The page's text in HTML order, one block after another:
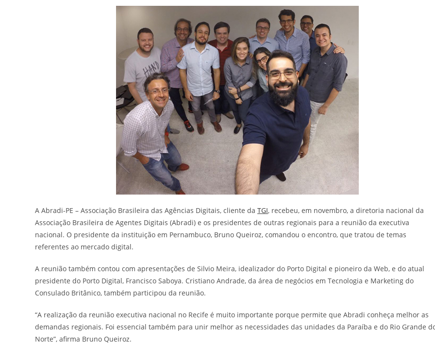
A Abradi-PE – Associação Brasileira das Agências Digitais, cliente da TGI, recebeu, em novembro, a diretoria nacional da
Associação Brasileira de Agentes Digitais (Abradi) e os presidentes de outras regionais para a reunião da executiva
nacional. O presidente da instituição em Pernambuco, Bruno Queiroz, comandou o encontro, que tratou de temas
referentes ao mercado digital.
A reunião também contou com apresentações de Silvio Meira, idealizador do Porto Digital e pioneiro da Web, e do atual
presidente do Porto Digital, Francisco Saboya. Cristiano Andrade, da área de negócios em Tecnologia e Marketing do
Consulado Britânico, também participou da reunião.
“A realização da reunião executiva nacional no Recife é muito importante porque permite que Abradi conheça melhor as
demandas regionais. Foi essencial também para unir melhor as necessidades das unidades da Paraíba e do Rio Grande
Norte”, afirma Bruno Queiroz.